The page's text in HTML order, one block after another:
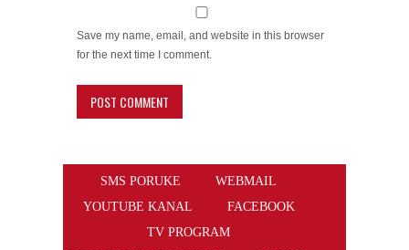
Save my name, email, and website in this browser
for the next time I comment.
SMS PORUKE
WEBMAIL
YOUTUBE KANAL
FACEBOOK
TV PROGRAM